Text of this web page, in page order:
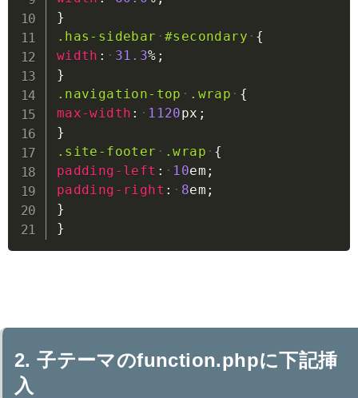
}
.has-sidebar
#secondary
{
width : 31.3% ;
}
.navigation-top
.wrap
{
max-width : 1120px ;
}
.site-footer
.wrap
{
padding-left : 10em ;
padding-right : 8em ;
}
}
子テーマのfunction.phpに下記挿
入